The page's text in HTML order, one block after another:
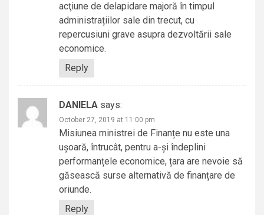
acţiune de delapidare majoră în timpul
administrațiilor sale din trecut, cu
repercusiuni grave asupra dezvoltării sale
economice.
Reply
DANIELA says:
October 27, 2019 at 11:00 pm
Misiunea ministrei de Finanțe nu este una
ușoară, întrucât, pentru a-și îndeplini
performanțele economice, țara are nevoie să
găsească surse alternativă de finanțare de
oriunde.
Reply